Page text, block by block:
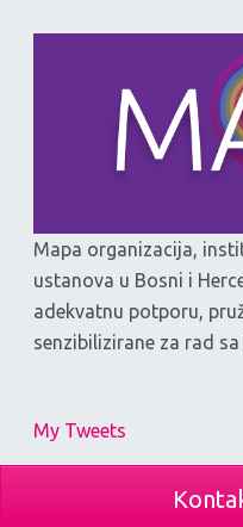
Mapa organizacija,
ustanova u Bosni i
adekvatnu potporu,
senzibilizirane za rad
My Tweets